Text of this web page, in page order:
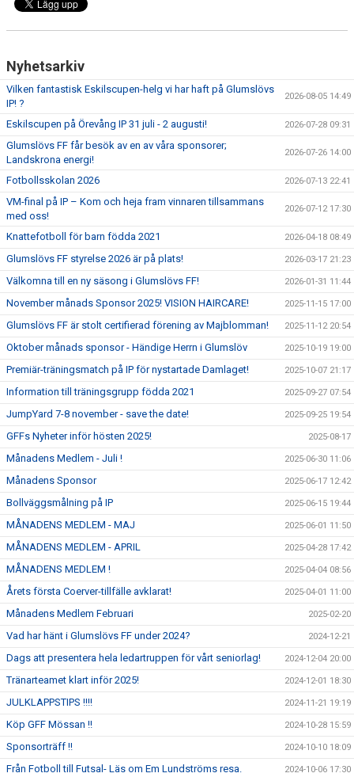
Nyhetsarkiv
Vilken fantastisk Eskilscupen-helg vi har haft på Glumslövs
IP! ?
2026-08-05 14:49
Eskilscupen på Örevång IP 31 juli - 2 augusti! 2026-07-28 09:31
Glumslövs FF får besök av en av våra sponsorer;
Landskrona energi!
2026-07-26 14:00
Fotbollsskolan 2026 2026-07-13 22:41
VM-final på IP – Kom och heja fram vinnaren tillsammans
med oss!
2026-07-12 17:30
Knattefotboll för barn födda 2021 2026-04-18 08:49
Glumslövs FF styrelse 2026 är på plats! 2026-03-17 21:23
Välkomna till en ny säsong i Glumslövs FF! 2026-01-31 11:44
November månads Sponsor 2025! VISION HAIRCARE! 2025-11-15 17:00
Glumslövs FF är stolt certifierad förening av Majblomman! 2025-11-12 20:54
Oktober månads sponsor - Händige Herrn i Glumslöv 2025-10-19 19:00
Premiär-träningsmatch på IP för nystartade Damlaget! 2025-10-07 21:17
Information till träningsgrupp födda 2021 2025-09-27 07:54
JumpYard 7-8 november - save the date! 2025-09-25 19:54
GFFs Nyheter inför hösten 2025! 2025-08-17
Månadens Medlem - Juli ! 2025-06-30 11:06
Månadens Sponsor 2025-06-17 12:42
Bollväggsmålning på IP 2025-06-15 19:44
MÅNADENS MEDLEM - MAJ 2025-06-01 11:50
MÅNADENS MEDLEM - APRIL 2025-04-28 17:42
MÅNADENS MEDLEM ! 2025-04-04 08:56
Årets första Coerver-tillfälle avklarat! 2025-04-01 11:00
Månadens Medlem Februari 2025-02-20
Vad har hänt i Glumslövs FF under 2024? 2024-12-21
Dags att presentera hela ledartruppen för vårt seniorlag! 2024-12-04 20:00
Tränarteamet klart inför 2025! 2024-12-01 18:30
JULKLAPPSTIPS !!!! 2024-11-21 19:19
Köp GFF Mössan !! 2024-10-28 15:59
Sponsorträff !! 2024-10-10 18:09
Från Fotboll till Futsal- Läs om Em Lundströms resa. 2024-10-06 17:30